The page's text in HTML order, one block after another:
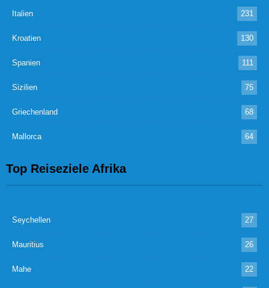
Italien 231
Kroatien 130
Spanien 111
Sizilien 75
Griechenland 68
Mallorca 64
Top Reiseziele Afrika
Seychellen 27
Mauritius 26
Mahe 22